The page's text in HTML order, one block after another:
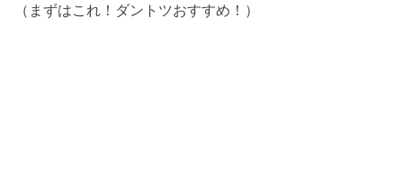
（まずはこれ！ダントツおすすめ！）